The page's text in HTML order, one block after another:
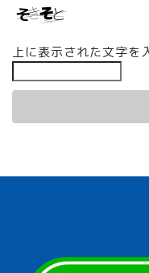
上に表示された文字を